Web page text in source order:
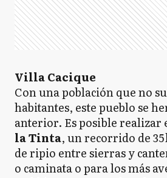
Villa Cacique
Con una población que no
habitantes, este pueblo se
anterior. Es posible realizar
la Tinta, un recorrido de
de ripio entre sierras y
o caminata o para los más